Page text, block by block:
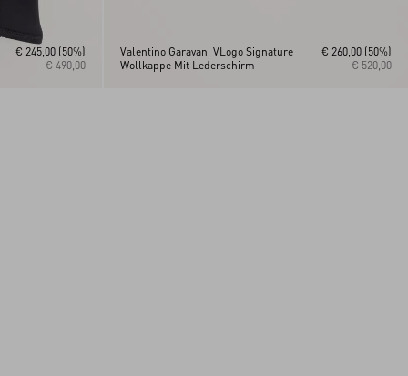
€ 490,00
€ 245,00 (50%)
Valentino Garavani VLogo Signature
Wollkappe Mit Lederschirm
€ 520,00
€ 260,00 (50%)